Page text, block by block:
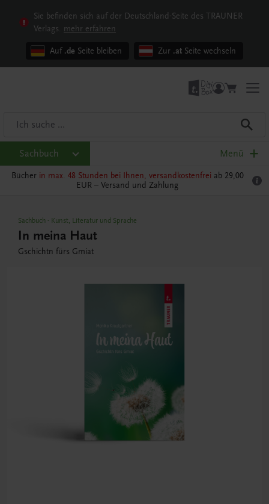
Sie befinden sich auf der Deutschland-Seite des TRAUNER
Verlags. mehr erfahren
Auf .de Seite bleiben Zur .at Seite wechseln
Sachbuch Menü
Bücher in max. 48 Stunden bei Ihnen, versandkostenfrei ab 29,00
EUR – Versand und Zahlung
Sachbuch - Kunst, Literatur und Sprache
In meina Haut
Gschichtn fürs Gmiat